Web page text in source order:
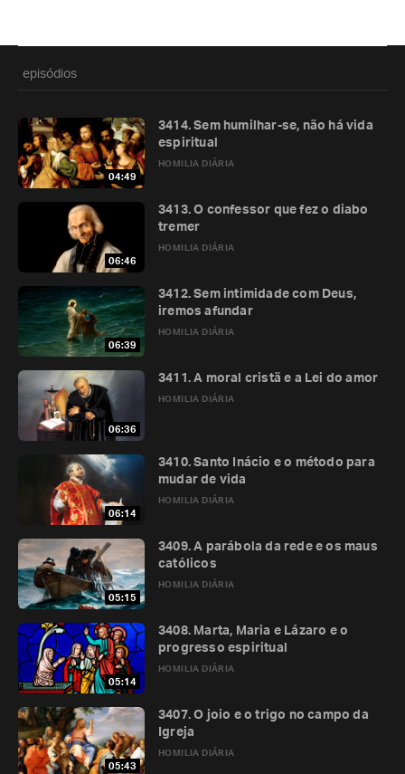
episódios
04:49
HOMILIA DIÁRIA
3414. Sem humilhar-se, não há vida
espiritual
06:46
HOMILIA DIÁRIA
3413. O confessor que fez o diabo
tremer
06:39
HOMILIA DIÁRIA
3412. Sem intimidade com Deus,
iremos afundar
06:36
HOMILIA DIÁRIA
3411. A moral cristã e a Lei do amor
06:14
HOMILIA DIÁRIA
3410. Santo Inácio e o método para
mudar de vida
05:15
HOMILIA DIÁRIA
3409. A parábola da rede e os maus
católicos
05:14
HOMILIA DIÁRIA
3408. Marta, Maria e Lázaro e o
progresso espiritual
05:43
HOMILIA DIÁRIA
3407. O joio e o trigo no campo da
Igreja